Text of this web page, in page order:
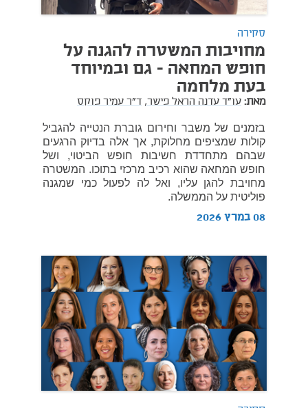
ובשוק העבודה, ומהי המשמעות של התרחבות
ליברלית ורב-תרבותית.
08 במרץ 2026
סקירה
מחויבות המשטרה להגנה על
חופש המחאה - גם ובמיוחד
בעת מלחמה
מאת: עו"ד עדנה הראל פישר, ד"ר עמיר פוקס
בזמנים של משבר וחירום גוברת הנטייה להגביל
קולות שמציפים מחלוקת, אך אלה בדיוק הרגעים
שבהם מתחדדת חשיבות חופש הביטוי, ושל
חופש המחאה שהוא רכיב מרכזי בתוכו. המשטרה
מחויבת להגן עליו, ואל לה לפעול כמי שמגנה
פוליטית על הממשלה.
08 במרץ 2026